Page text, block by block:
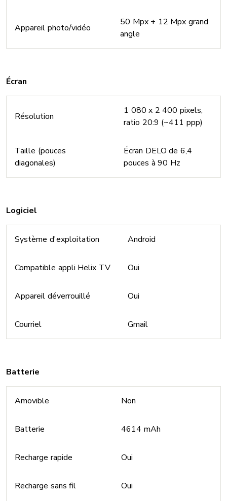
Appareil photo/vidéo
50 Mpx + 12 Mpx grand
angle
Écran
Résolution
1 080 x 2 400 pixels,
ratio 20:9 (~411 ppp)
Taille (pouces
diagonales)
Écran DELO de 6,4
pouces à 90 Hz
Logiciel
Système d'exploitation Android
Compatible appli Helix TV Oui
Appareil déverrouillé Oui
Courriel Gmail
Batterie
Amovible Non
Batterie 4614 mAh
Recharge rapide Oui
Recharge sans fil Oui